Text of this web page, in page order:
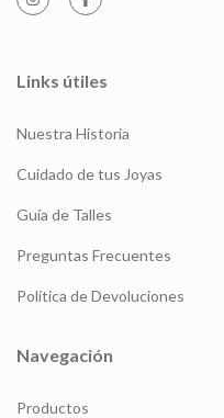
Links útiles
Nuestra Historia
Cuidado de tus Joyas
Guía de Talles
Preguntas Frecuentes
Política de Devoluciones
Navegación
Productos